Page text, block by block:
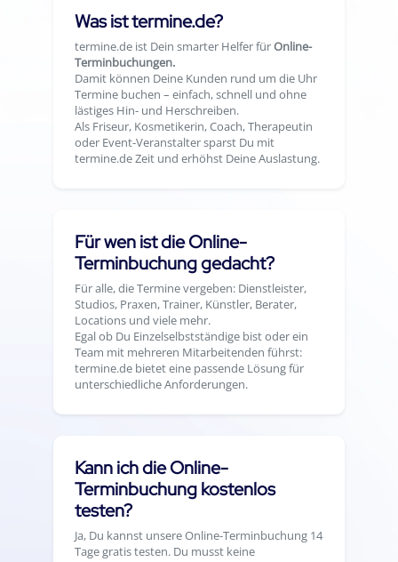
Was ist termine.de?
termine.de ist Dein smarter Helfer fürOnline-
Terminbuchungen.
Damit können Deine Kunden rund um die Uhr
Termine buchen – einfach, schnell und ohne
lästiges Hin- und Herschreiben.
Als Friseur, Kosmetikerin, Coach, Therapeutin
oder Event-Veranstalter sparst Du mit
termine.de Zeit und erhöhst Deine Auslastung.
Für wen ist die Online-
Terminbuchung gedacht?
Für alle, die Termine vergeben: Dienstleister,
Studios, Praxen, Trainer, Künstler, Berater,
Locations und viele mehr.
Egal ob Du Einzelselbstständige bist oder ein
Team mit mehreren Mitarbeitenden führst:
termine.de bietet eine passende Lösung für
unterschiedliche Anforderungen.
Kann ich die Online-
Terminbuchung kostenlos
testen?
Ja, Du kannst unsere Online-Terminbuchung 14
Tage gratis testen. Du musst keine